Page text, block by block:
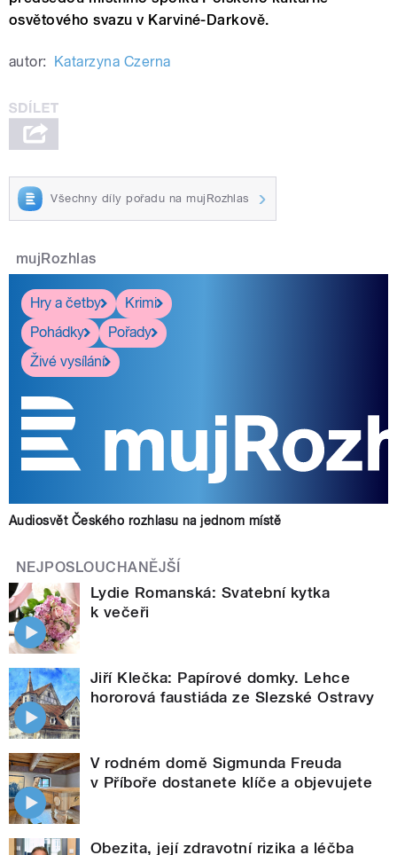
osvětového svazu v Karviné-Darkově.
autor: Katarzyna Czerna
Všechny díly pořadu na mujRozhlas
mujRozhlas
Hry a četby
Krimi
Pohádky
Pořady
Živé vysílání
Audiosvět Českého rozhlasu na jednom místě
NEJPOSLOUCHANĚJŠÍ
Lydie Romanská: Svatební kytka
k večeři
Jiří Klečka: Papírové domky. Lehce
hororová faustiáda ze Slezské Ostravy
V rodném domě Sigmunda Freuda
v Příboře dostanete klíče a objevujete
Obezita, její zdravotní rizika a léčba